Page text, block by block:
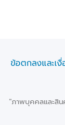
ข้อตกลงและเงื่
"ภาพบุคคลและสิน